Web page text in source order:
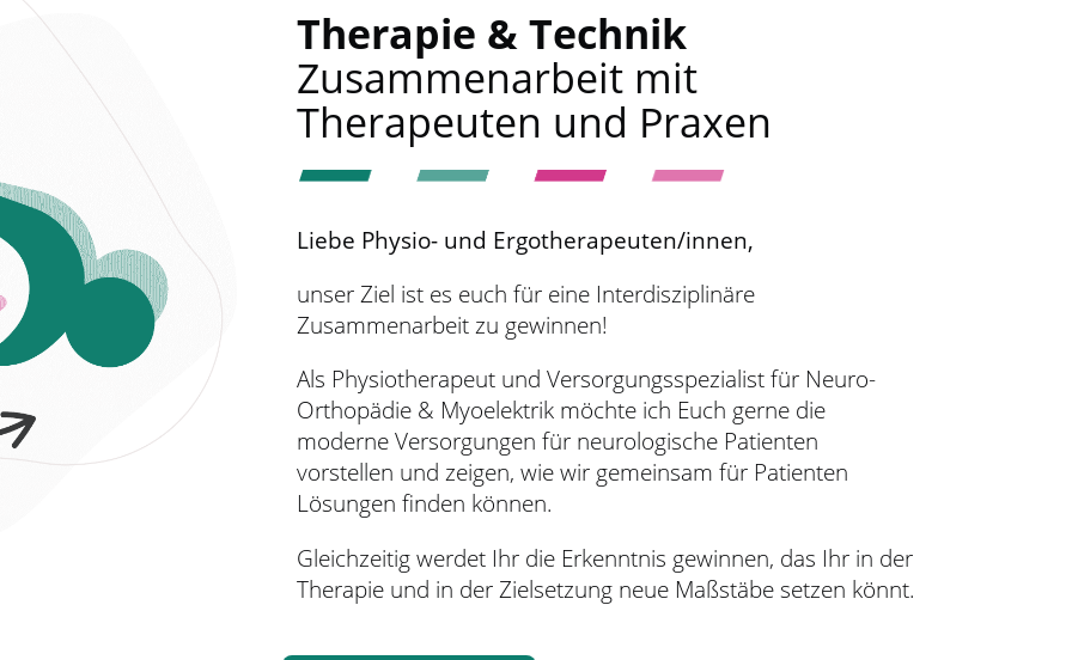
Therapie & Technik
Zusammenarbeit mit
Therapeuten und Praxen
Liebe Physio- und Ergotherapeuten/innen,
unser Ziel ist es euch für eine Interdisziplinäre
Zusammenarbeit zu gewinnen!
Als Physiotherapeut und Versorgungsspezialist für Neuro-
Orthopädie & Myoelektrik möchte ich Euch gerne die
moderne Versorgungen für neurologische Patienten
vorstellen und zeigen, wie wir gemeinsam für Patienten
Lösungen finden können.
Gleichzeitig werdet Ihr die Erkenntnis gewinnen, das Ihr in der
Therapie und in der Zielsetzung neue Maßstäbe setzen könnt.